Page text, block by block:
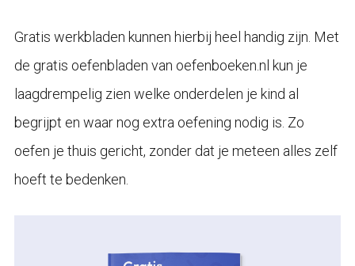
Gratis werkbladen kunnen hierbij heel handig zijn. Met
de gratis oefenbladen van oefenboeken.nl kun je
laagdrempelig zien welke onderdelen je kind al
begrijpt en waar nog extra oefening nodig is. Zo
oefen je thuis gericht, zonder dat je meteen alles zelf
hoeft te bedenken.